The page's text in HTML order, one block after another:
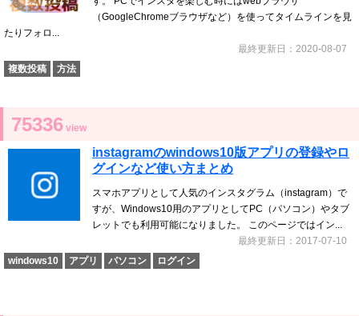
（GoogleChromeブラウザなど）を使ってタイムラインを見
たりフォロ...
最終更新日：2020-08-07
複数投稿
方法
75336 view
instagramのwindows10版アプリの登録やロ
グインなど使い方まとめ
スマホアプリとして人気のインスタグラム（instagram）で
すが、Windows10用のアプリとしてPC（パソコン）やタブ
レットでも利用可能になりました。 このページではイン...
最終更新日：2017-07-10
windows10
アプリ パソコン ログイン